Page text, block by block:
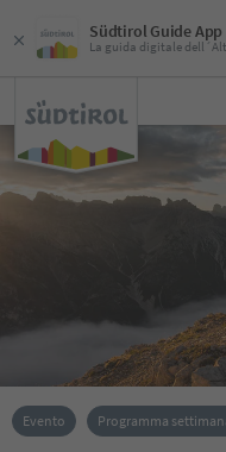
Südtirol Guide App
La guida digitale
Evento Programma